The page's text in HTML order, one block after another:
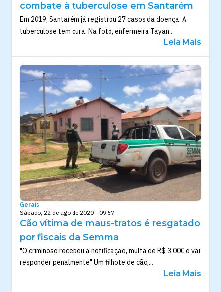
combate à tuberculose em Santarém
Em 2019, Santarém já registrou 27 casos da doença. A
tuberculose tem cura. Na foto, enfermeira Tayan...
Leia Mais
Gerais
Sábado, 22 de ago de 2020 - 09:57
Cão vítima de maus-tratos é resgatado
por fiscais da Semma
"O criminoso recebeu a notificação, multa de R$ 3.000 e vai
responder penalmente" Um filhote de cão,...
Leia Mais